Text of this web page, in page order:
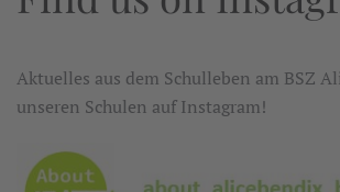
Aktuelles aus dem Schulleben am BSZ
unseren Schulen auf Instagram!